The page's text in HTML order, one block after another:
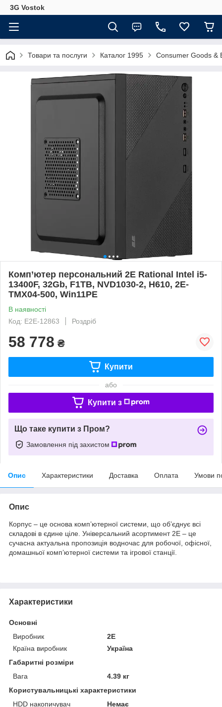
3G Vostok
Товари та послуги Каталог 1995 Consumer Goods &
Комп’ютер персональний 2E Rational Intel i5-
13400F, 32Gb, F1TB, NVD1030-2, H610, 2E-
TMX04-500, Win11PE
В наявності
Код: E2E-12863
Роздріб
58 778 ₴
Купити
або
Купити з
Що таке купити з Пром?
Замовлення під захистом
Опис Характеристики Доставка Оплата Умови
Опис
Корпус – це основа комп’ютерної системи, що об’єднує всі
складові в єдине ціле. Універсальний асортимент 2E – це
сучасна актуальна пропозиція водночас для робочої, офісної,
домашньої комп’ютерної системи та ігрової станції.
Характеристики
Основні
Виробник
2E
Країна виробник
Україна
Габаритні розміри
Вага
4.39 кг
Користувальницькі характеристики
HDD накопичувач
Немає